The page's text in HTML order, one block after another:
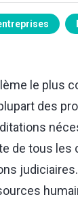
le plus
des
de tous les
judiciaires.